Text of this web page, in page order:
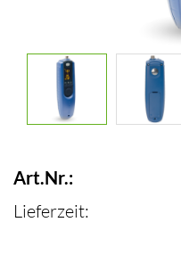
Art.Nr.:
Lieferzeit: